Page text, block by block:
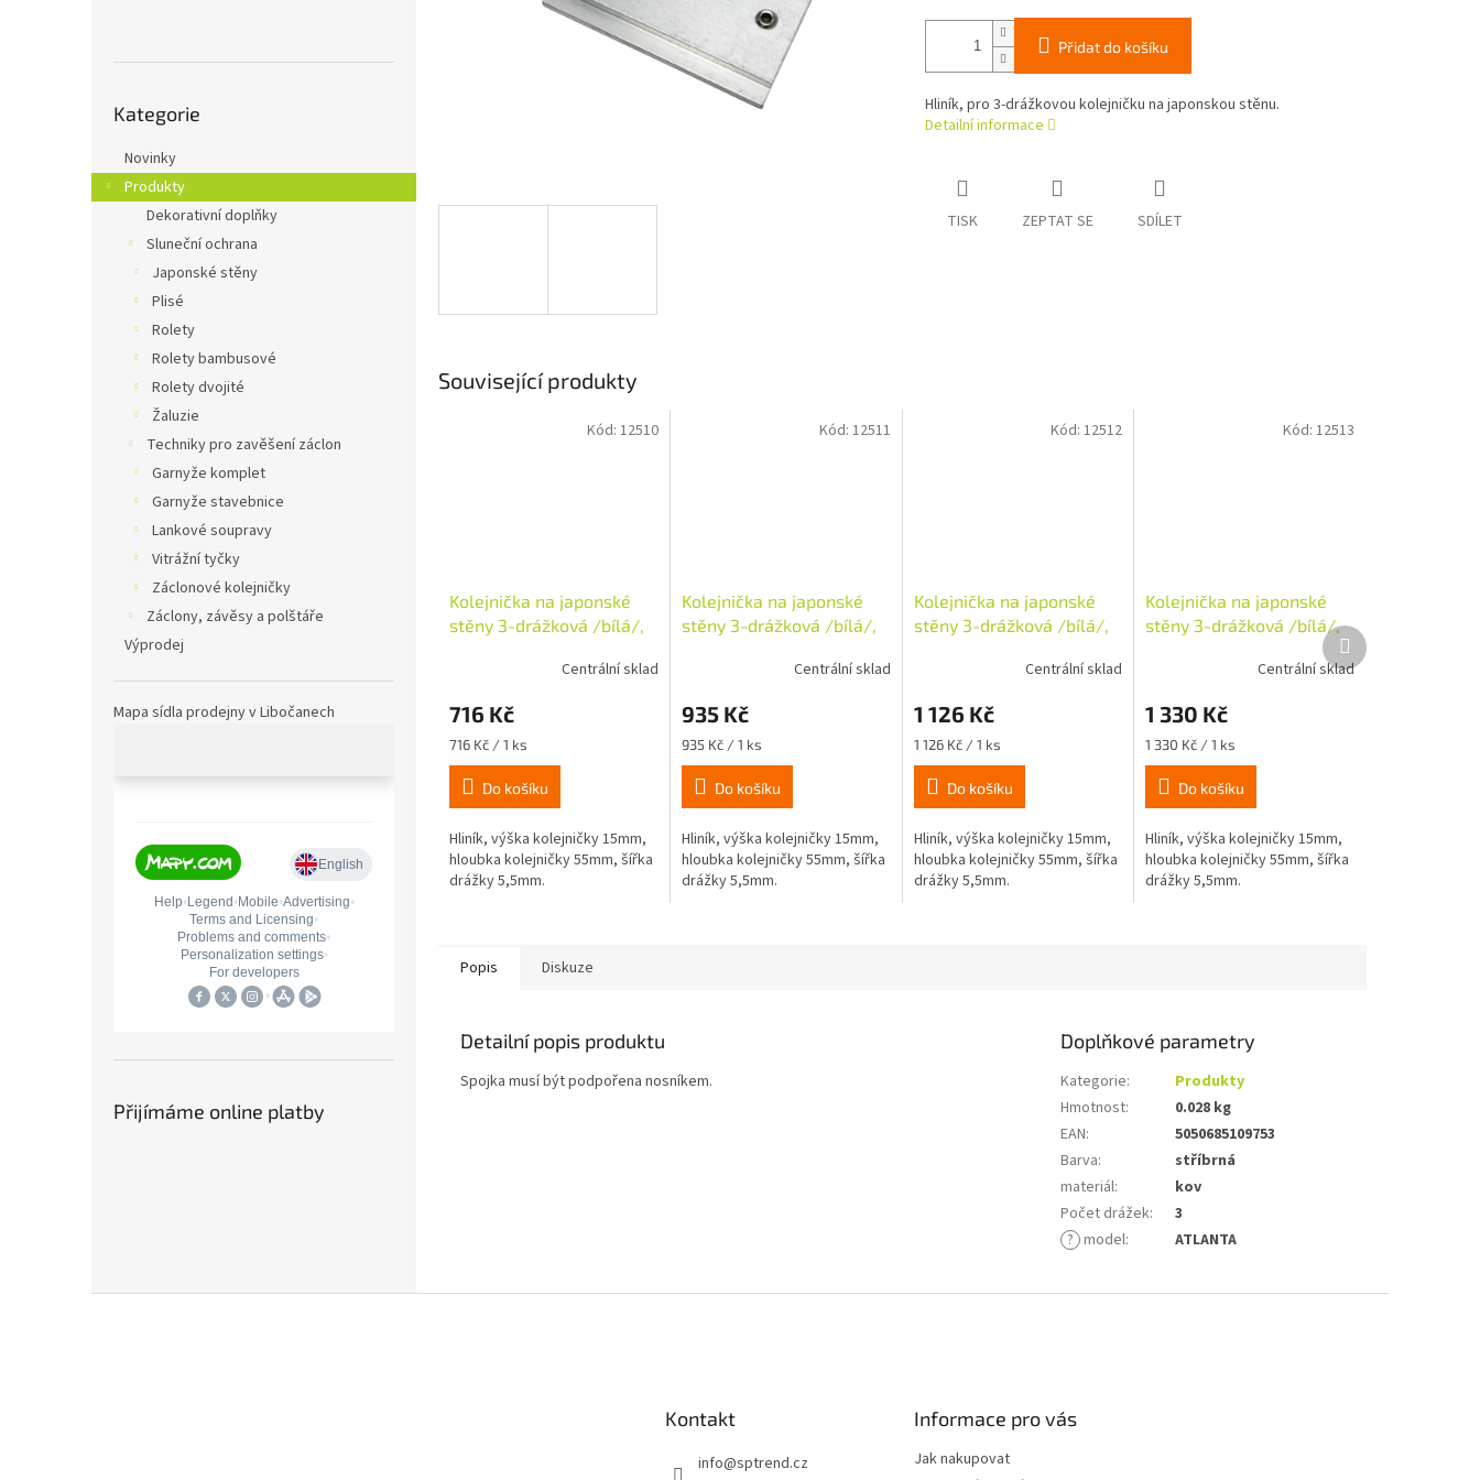
kategorie
Kategorie
Novinky
Produkty
Dekorativní doplňky
Sluneční ochrana
Japonské stěny
Plisé
Rolety
Rolety bambusové
Rolety dvojité
Žaluzie
Techniky pro zavěšení záclon
Garnyže komplet
Garnyže stavebnice
Lankové soupravy
Vitrážní tyčky
Záclonové kolejničky
Záclony, závěsy a polštáře
Výprodej
Mapa sídla prodejny v Libočanech
Přijímáme online platby
Přidat do košíku
Hliník, pro 3-drážkovou kolejničku na japonskou stěnu.
Detailní informace
TISK ZEPTAT SE SDÍLET
Související produkty
Kolejnička na japonské
stěny 3-drážková /bílá/,
Centrální sklad
716 Kč
Měrná
cena:
716 Kč / 1 ks
Do košíku
Hliník, výška kolejničky 15mm,
hloubka kolejničky 55mm, šířka
drážky 5,5mm.
Kód: 12510
Kolejnička na japonské
stěny 3-drážková /bílá/,
Centrální sklad
935 Kč
Měrná
cena:
935 Kč / 1 ks
Do košíku
Hliník, výška kolejničky 15mm,
hloubka kolejničky 55mm, šířka
drážky 5,5mm.
Kód: 12511
Kolejnička na japonské
stěny 3-drážková /bílá/,
Centrální sklad
1 126 Kč
Měrná
cena:
1 126 Kč / 1 ks
Do košíku
Hliník, výška kolejničky 15mm,
hloubka kolejničky 55mm, šířka
drážky 5,5mm.
Kód:12512
Kolejnička na japonské
stěny 3-drážková /bílá/,
Centrální sklad
1 330 Kč
Měrná
cena:
1 330 Kč / 1 ks
Do košíku
Hliník, výška kolejničky 15mm,
hloubka kolejničky 55mm, šířka
drážky 5,5mm.
Kód: 12513
Další
produkt
Popis Diskuze
Detailní popis produktu
Spojka musí být podpořena nosníkem.
Doplňkové parametry
Kategorie:
Produkty
Hmotnost:
0.028 kg
EAN:
5050685109753
Barva:
stříbrná
materiál:
kov
Počet drážek:
3
? model: ATLANTA
Kontakt
info@sptrend.cz
Informace pro vás
Jak nakupovat